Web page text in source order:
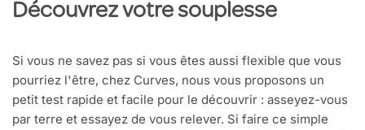
Découvrez votre souplesse
Si vous ne savez pas si vous êtes aussi flexible que vous
pourriez l'être, chez Curves, nous vous proposons un
petit test rapide et facile pour le découvrir : asseyez-vous
par terre et essayez de vous relever. Si faire ce simple